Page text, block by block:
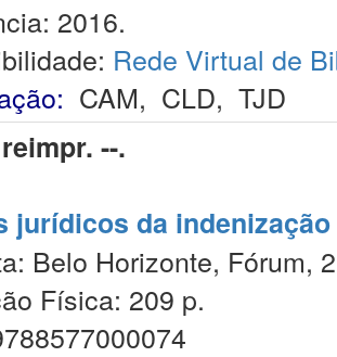
2016.
Rede Virtual de
CAM, CLD, TJD
--.
jurídicos da
Belo Horizonte, Fórum,
Física: 209 p.